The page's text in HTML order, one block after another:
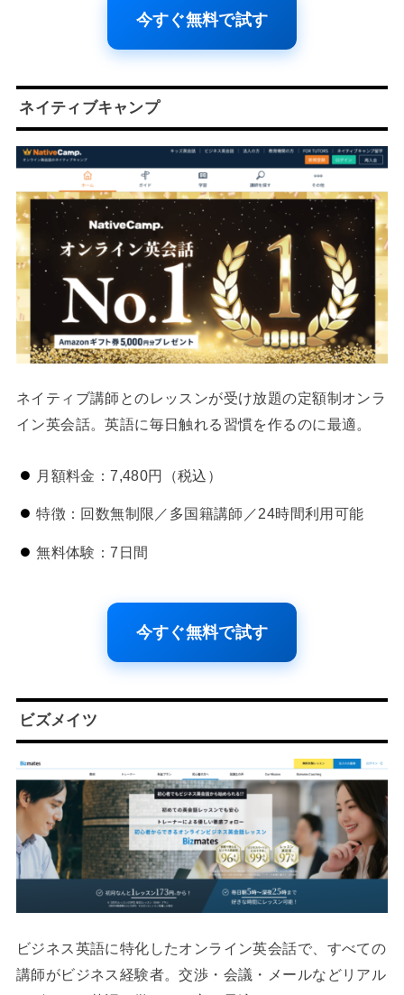
今すぐ無料で試す
ネイティブキャンプ
ネイティブ講師とのレッスンが受け放題の定額制オンラ
イン英会話。英語に毎日触れる習慣を作るのに最適。
月額料金：7,480円（税込）
特徴：回数無制限／多国籍講師／24時間利用可能
無料体験：7日間
今すぐ無料で試す
ビズメイツ
ビジネス英語に特化したオンライン英会話で、すべての
講師がビジネス経験者。交渉・会議・メールなどリアル